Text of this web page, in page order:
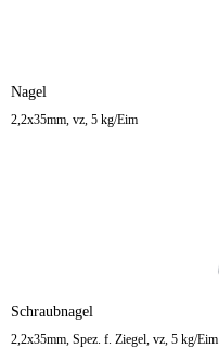
Nagel
2,2x35mm, vz, 5 kg/Eim
Schraubnagel
2,2x35mm, Spez. f. Ziegel, vz, 5 kg/Eim